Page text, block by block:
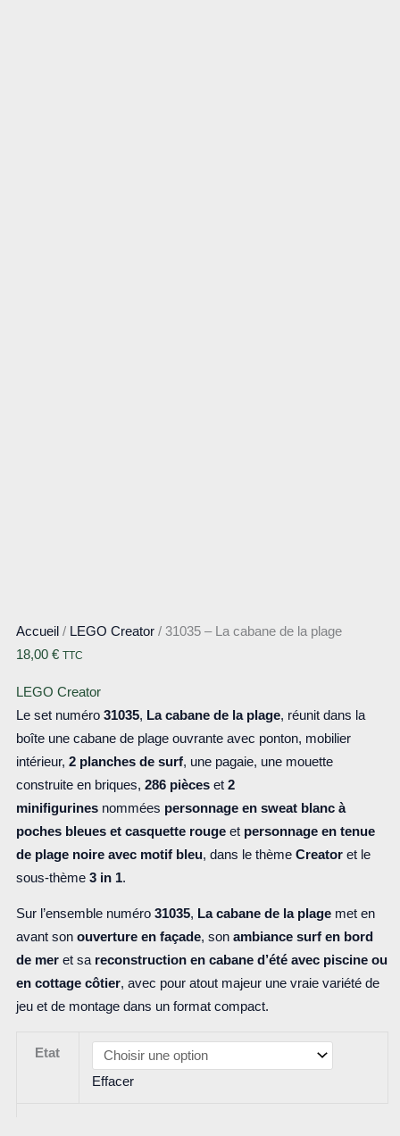
Accueil / LEGO Creator/ 31035 – La cabane de la plage
18,00 € TTC
LEGO Creator
Le set numéro 31035, La cabane de la plage, réunit dans la
boîte une cabane de plage ouvrante avec ponton, mobilier
intérieur, 2 planches de surf, une pagaie, une mouette
construite en briques, 286 pièceset 2
minifigurinesnommées personnage en sweat blanc à
poches bleues et casquette rougeet personnage en tenue
de plage noire avec motif bleu, dans le thème Creator et le
sous-thème 3 in 1.
Sur l’ensemble numéro 31035, La cabane de la plagemet en
avant son ouverture en façade, son ambiance surf en bord
de meret sa reconstruction en cabane d’été avec piscine ou
en cottage côtier, avec pour atout majeur une vraie variété de
jeu et de montage dans un format compact.
Etat
Effacer